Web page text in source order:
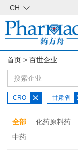
CH
首页 > 百世企业
CRO 甘肃省
全部 化药原料药
中药